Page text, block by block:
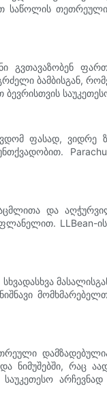
საწოლის
ბამბისგან,
საუკეთესო
ფასად, ვიდრე
და
LLBean-
სხვადასხვა
რაც
არჩევნად